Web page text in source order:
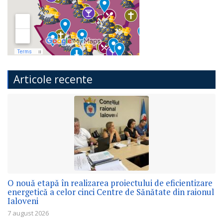
Articole recente
O nouă etapă în realizarea proiectului de eficientizare
energetică a celor cinci Centre de Sănătate din raionul
Ialoveni
7 august 2026